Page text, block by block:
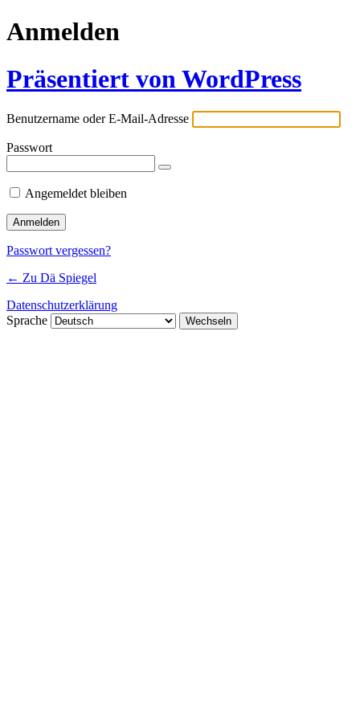
Anmelden
Präsentiert von WordPress
Benutzername oder E-Mail-Adresse
Passwort
Angemeldet bleiben
Passwort vergessen?
← Zu Dä Spiegel
Datenschutzerklärung
Sprache